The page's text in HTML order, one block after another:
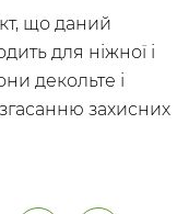
що даний
для ніжної і
декольте і
згасанню захисних